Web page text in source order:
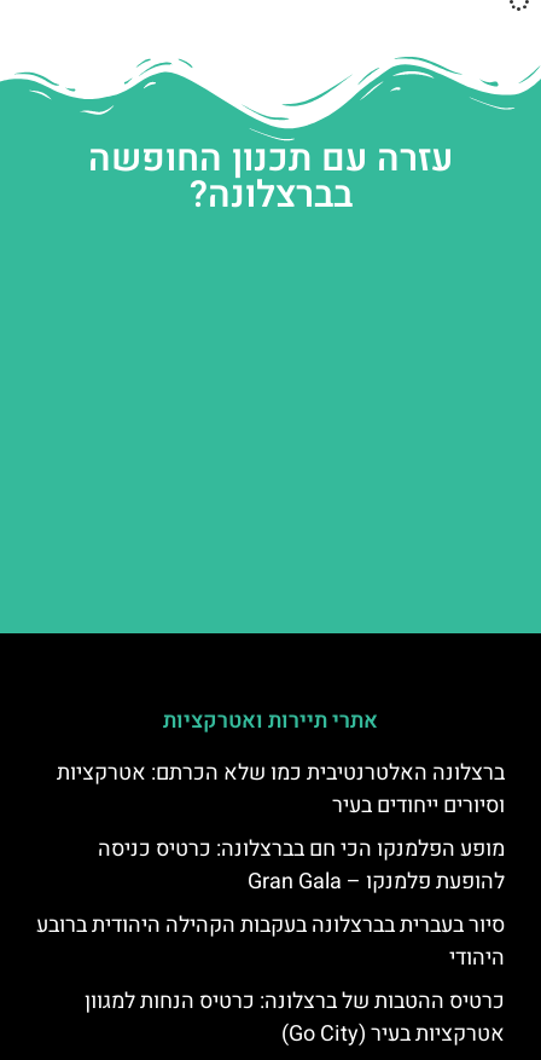
עזרה עם תכנון החופשה
בברצלונה?
אתרי תיירות ואטרקציות
ברצלונה האלטרנטיבית כמו שלא הכרתם: אטרקציות
וסיורים ייחודים בעיר
מופע הפלמנקו הכי חם בברצלונה: כרטיס כניסה
להופעת פלמנקו – Gran Gala
סיור בעברית בברצלונה בעקבות הקהילה היהודית ברובע
היהודי
כרטיס ההטבות של ברצלונה: כרטיס הנחות למגוון
אטרקציות בעיר (Go City)